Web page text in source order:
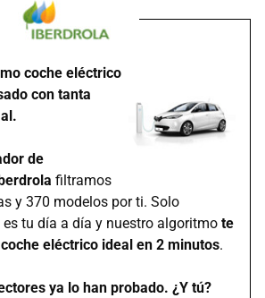
coche eléctrico
con tanta
de
filtramos
y 370 modelos por ti. Solo
tu día a día y nuestro algoritmo te
eléctrico ideal en 2 minutos.
ya lo han probado. ¿Y tú?